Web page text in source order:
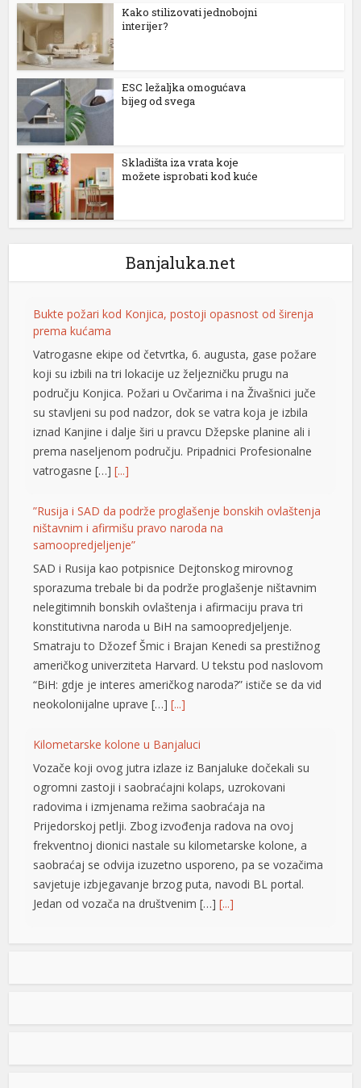
Kako stilizovati jednobojni
interijer?
ESC ležaljka omogućava
bijeg od svega
Skladišta iza vrata koje
možete isprobati kod kuće
Banjaluka.net
Bukte požari kod Konjica, postoji opasnost od širenja
prema kućama
Vatrogasne ekipe od četvrtka, 6. augusta, gase požare
koji su izbili na tri lokacije uz željezničku prugu na
području Konjica. Požari u Ovčarima i na Živašnici juče
su stavljeni su pod nadzor, dok se vatra koja je izbila
iznad Kanjine i dalje širi u pravcu Džepske planine ali i
prema naseljenom području. Pripadnici Profesionalne
vatrogasne […][...]
”Rusija i SAD da podrže proglašenje bonskih ovlaštenja
ništavnim i afirmišu pravo naroda na
samoopredjeljenje”
SAD i Rusija kao potpisnice Dejtonskog mirovnog
sporazuma trebale bi da podrže proglašenje ništavnim
nelegitimnih bonskih ovlaštenja i afirmaciju prava tri
konstitutivna naroda u BiH na samoopredjeljenje.
Smatraju to Džozef Šmic i Brajan Kenedi sa prestižnog
američkog univerziteta Harvard. U tekstu pod naslovom
“BiH: gdje je interes američkog naroda?” ističe se da vid
neokolonijalne uprave […][...]
Kilometarske kolone u Banjaluci
Vozače koji ovog jutra izlaze iz Banjaluke dočekali su
ogromni zastoji i saobraćajni kolaps, uzrokovani
radovima i izmjenama režima saobraćaja na
Prijedorskoj petlji. Zbog izvođenja radova na ovoj
frekventnoj dionici nastale su kilometarske kolone, a
saobraćaj se odvija izuzetno usporeno, pa se vozačima
savjetuje izbjegavanje brzog puta, navodi BL portal.
Jedan od vozača na društvenim […][...]
Pripremite kišobrane: Nakon vrelog dana stižu pljuskovi i
Stanovnike Republike Srpske i Bosne i Hercegovine
u poslijepodnevnim i večernjim časovima u pojedinim
preovladavaće pretežno sunčano vrijeme, dok se sa